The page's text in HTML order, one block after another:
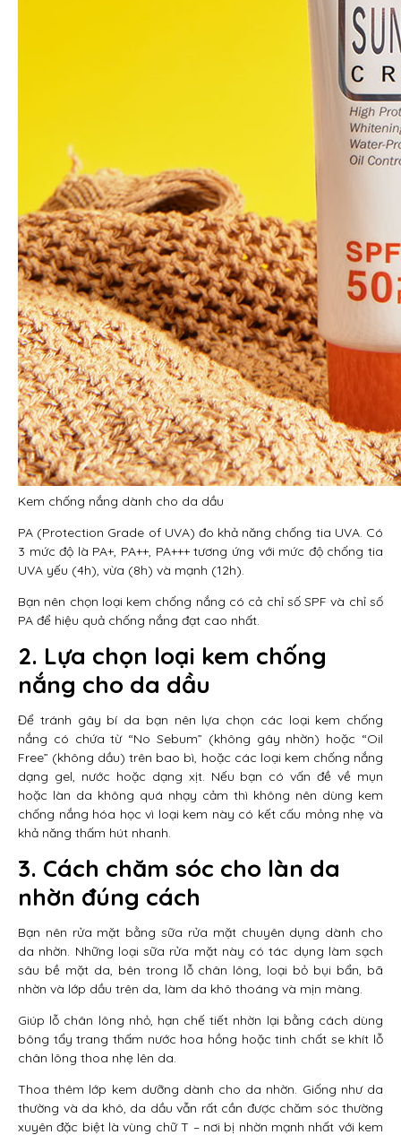
Kem chống nắng dành cho da dầu
PA (Protection Grade of UVA) đo khả năng chống tia UVA. Có
3 mức độ là PA+, PA++, PA+++ tương ứng với mức độ chống tia
UVA yếu (4h), vừa (8h) và mạnh (12h).
Bạn nên chọn loại kem chống nắng có cả chỉ số SPF và chỉ số
PA để hiệu quả chống nắng đạt cao nhất.
2. Lựa chọn loại kem chống
nắng cho da dầu
Để tránh gây bí da bạn nên lựa chọn các loại kem chống
nắng có chứa từ “No Sebum” (không gây nhờn) hoặc “Oil
Free” (không dầu) trên bao bì, hoặc các loại kem chống nắng
dạng gel, nước hoặc dạng xịt. Nếu bạn có vấn đề về mụn
hoặc làn da không quá nhạy cảm thì không nên dùng kem
chống nắng hóa học vì loại kem này có kết cấu mỏng nhẹ và
khả năng thấm hút nhanh.
3. Cách chăm sóc cho làn da
nhờn đúng cách
Bạn nên rửa mặt bằng sữa rửa mặt chuyên dụng dành cho
da nhờn. Những loại sữa rửa mặt này có tác dụng làm sạch
sâu bề mặt da, bên trong lỗ chân lông, loại bỏ bụi bẩn, bã
nhờn và lớp dầu trên da, làm da khô thoáng và mịn màng.
Giúp lỗ chân lông nhỏ, hạn chế tiết nhờn lại bằng cách dùng
bông tẩy trang thấm nước hoa hồng hoặc tinh chất se khít lỗ
chân lông thoa nhẹ lên da.
Thoa thêm lớp kem dưỡng dành cho da nhờn. Giống như da
thường và da khô, da dầu vẫn rất cần được chăm sóc thường
xuyên đặc biệt là vùng chữ T – nơi bị nhờn mạnh nhất với kem